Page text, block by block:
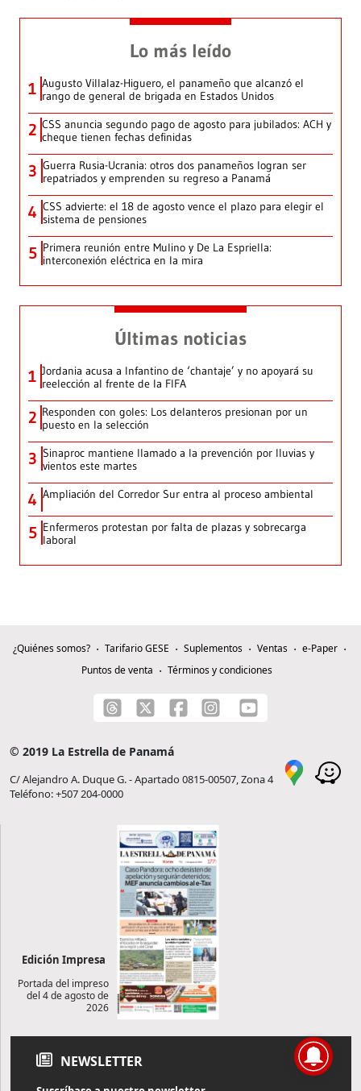
Lo más leído
1 Augusto Villalaz-Higuero, el panameño que alcanzó el
rango de general de brigada en Estados Unidos
2 CSS anuncia segundo pago de agosto para jubilados: ACH y
cheque tienen fechas definidas
3 Guerra Rusia-Ucrania: otros dos panameños logran ser
repatriados y emprenden su regreso a Panamá
4 CSS advierte: el 18 de agosto vence el plazo para elegir el
sistema de pensiones
5 Primera reunión entre Mulino y De La Espriella:
interconexión eléctrica en la mira
Últimas noticias
1 Jordania acusa a Infantino de ‘chantaje’ y no apoyará su
reelección al frente de la FIFA
2 Responden con goles: Los delanteros presionan por un
puesto en la selección
3 Sinaproc mantiene llamado a la prevención por lluvias y
vientos este martes
4 Ampliación del Corredor Sur entra al proceso ambiental
5 Enfermeros protestan por falta de plazas y sobrecarga
laboral
¿Quiénes somos? Tarifario GESE Suplementos Ventas
e-Paper
Puntos de venta
Términos y condiciones
© 2019 La Estrella de Panamá
C/ Alejandro A. Duque G. - Apartado 0815-00507, Zona 4
Teléfono: +507 204-0000
Edición Impresa
Portada del impreso
del 4 de agosto de
2026
NEWSLETTER